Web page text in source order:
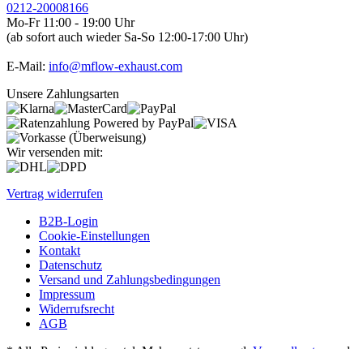
0212-20008166
Mo-Fr 11:00 - 19:00 Uhr
(ab sofort auch wieder Sa-So 12:00-17:00 Uhr)
E-Mail: info@mflow-exhaust.com
Unsere Zahlungsarten
Wir versenden mit:
Vertrag widerrufen
B2B-Login
Cookie-Einstellungen
Kontakt
Datenschutz
Versand und Zahlungsbedingungen
Impressum
Widerrufsrecht
AGB